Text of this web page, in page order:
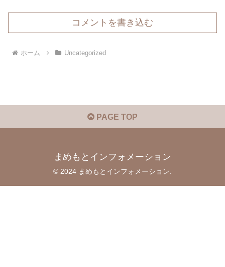
コメントを書き込む
ホーム Uncategorized
PAGE TOP
まめもとインフォメーション
© 2024 まめもとインフォメーション.